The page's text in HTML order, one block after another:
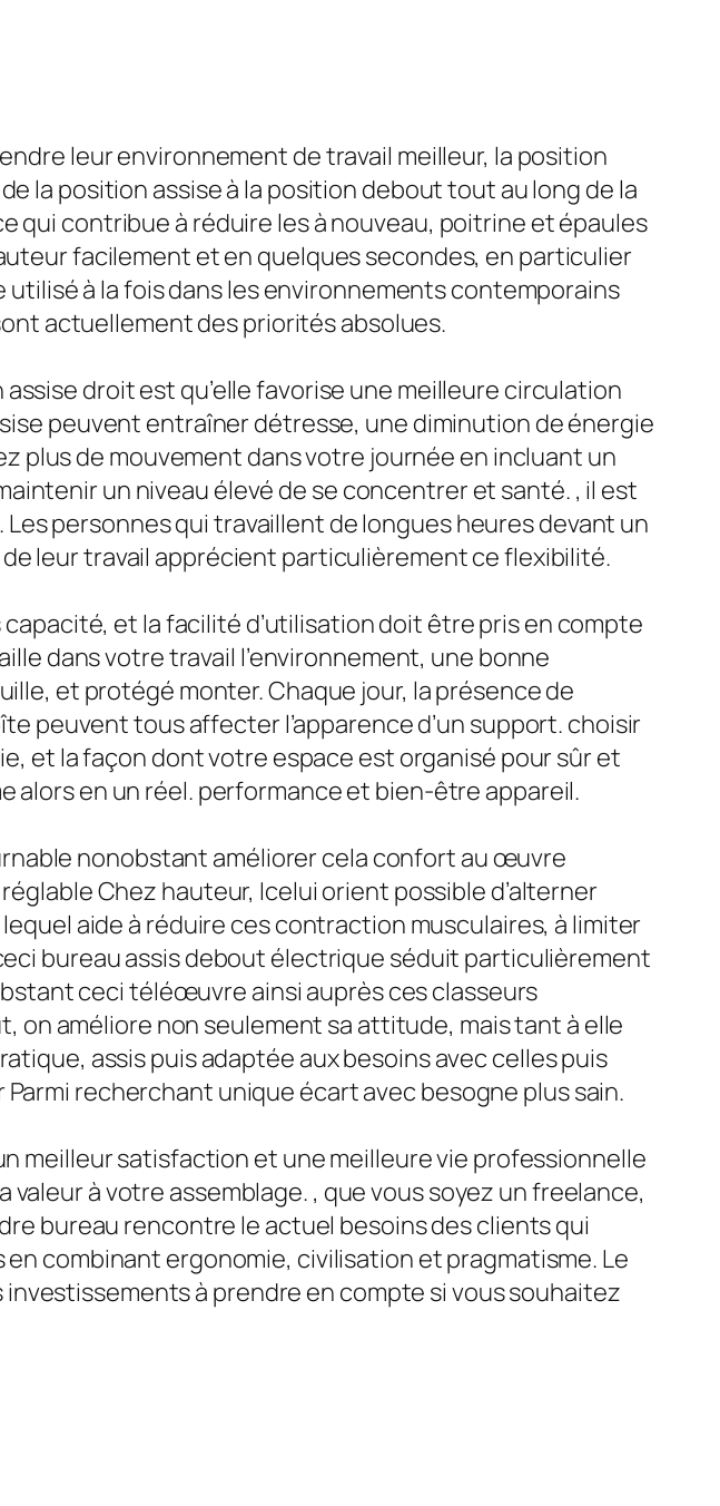
leur environnement de travail meilleur, la position
la position assise à la position debout tout au long de la
qui contribue à réduire les à nouveau, poitrine et épaules
facilement et en quelques secondes, en particulier
à la fois dans les environnements contemporains
actuellement des priorités absolues.
droit est qu’elle favorise une meilleure circulation
peuvent entraîner détresse, une diminution de énergie
plus de mouvement dans votre journée en incluant un
un niveau élevé de se concentrer et santé. , il est
personnes qui travaillent de longues heures devant un
leur travail apprécient particulièrement ce flexibilité.
et la facilité d’utilisation doit être pris en compte
dans votre travail l’environnement, une bonne
et protégé monter. Chaque jour, la présence de
peuvent tous affecter l’apparence d’un support. choisir
et la façon dont votre espace est organisé pour sûr et
alors en un réel. performance et bien-être appareil.
nonobstant améliorer cela confort au œuvre
Chez hauteur, Icelui orient possible d’alterner
aide à réduire ces contraction musculaires, à limiter
bureau assis debout électrique séduit particulièrement
ceci téléœuvre ainsi auprès ces classeurs
on améliore non seulement sa attitude, mais tant à elle
assis puis adaptée aux besoins avec celles puis
recherchant unique écart avec besogne plus sain.
meilleur satisfaction et une meilleure vie professionnelle
à votre assemblage. , que vous soyez un freelance,
bureau rencontre le actuel besoins des clients qui
combinant ergonomie, civilisation et pragmatisme. Le
à prendre en compte si vous souhaitez